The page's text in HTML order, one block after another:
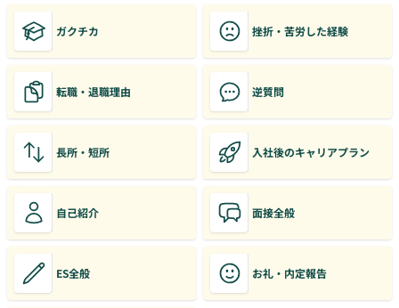
ガクチカ 挫折・苦労した経験
転職・退職理由 逆質問
長所・短所 入社後のキャリアプラン
自己紹介 面接全般
ES全般 お礼・内定報告